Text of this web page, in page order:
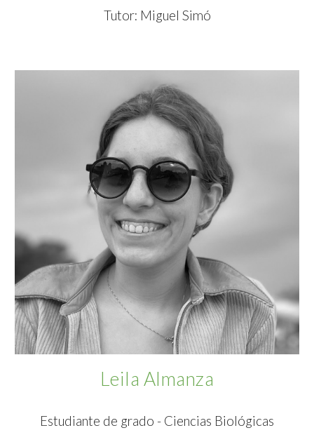
Tutor: Miguel Simó
Leila Almanza
Estudiante de grado - Ciencias Biológicas